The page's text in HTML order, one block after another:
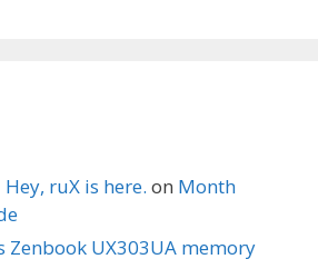
ruX is here. on Month
Zenbook UX303UA memory